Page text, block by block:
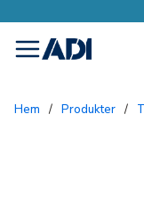
menu
Hem / Produkter /